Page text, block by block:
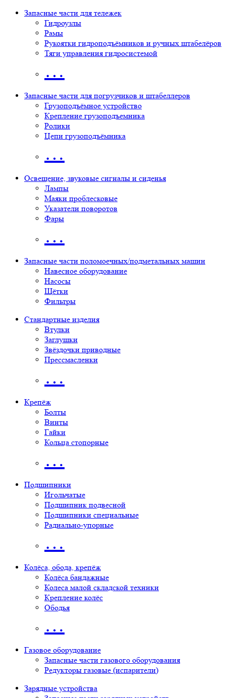
Запасные части для тележек
Гидроузлы
Рамы
Рукоятки гидроподъёмников и ручных штабелёров
Тяги управления гидросистемой
…
Запасные части для погрузчиков и штабеллеров
Грузоподъёмное устройство
Крепление грузоподъемника
Ролики
Цепи грузоподъёмника
…
Освещение, звуковые сигналы и сиденья
Лампы
Маяки проблесковые
Указатели поворотов
Фары
…
Запасные части поломоечных/подметальных машин
Навесное оборудование
Насосы
Щётки
Фильтры
Стандартные изделия
Втулки
Заглушки
Звёздочки приводные
Прессмасленки
…
Крепёж
Болты
Винты
Гайки
Кольца стопорные
…
Подшипники
Игольчатые
Подшипник подвесной
Подшипники специальные
Радиально-упорные
…
Колёса, обода, крепёж
Колёса бандажные
Колеса малой складской техники
Крепление колёс
Ободья
…
Газовое оборудование
Запасные части газового оборудования
Редукторы газовые (испарители)
Зарядные устройства